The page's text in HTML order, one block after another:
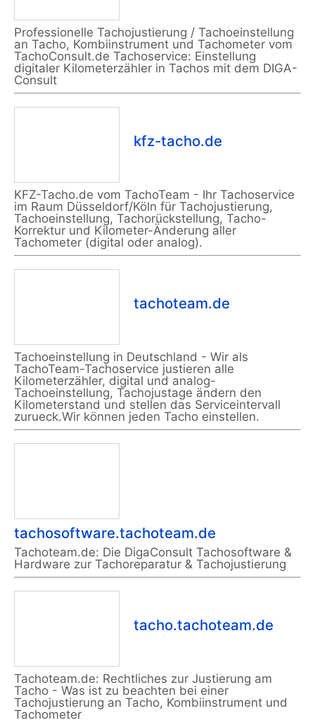
Professionelle Tachojustierung / Tachoeinstellung
an Tacho, Kombiinstrument und Tachometer vom
TachoConsult.de Tachoservice: Einstellung
digitaler Kilometerzähler in Tachos mit dem DIGA-
Consult
kfz-tacho.de
KFZ-Tacho.de vom TachoTeam - Ihr Tachoservice
im Raum Düsseldorf/Köln für Tachojustierung,
Tachoeinstellung, Tachorückstellung, Tacho-
Korrektur und Kilometer-Änderung aller
Tachometer (digital oder analog).
tachoteam.de
Tachoeinstellung in Deutschland - Wir als
TachoTeam-Tachoservice justieren alle
Kilometerzähler, digital und analog-
Tachoeinstellung, Tachojustage ändern den
Kilometerstand und stellen das Serviceintervall
zurueck.Wir können jeden Tacho einstellen.
tachosoftware.tachoteam.de
Tachoteam.de: Die DigaConsult Tachosoftware &
Hardware zur Tachoreparatur & Tachojustierung
tacho.tachoteam.de
Tachoteam.de: Rechtliches zur Justierung am
Tacho - Was ist zu beachten bei einer
Tachojustierung an Tacho, Kombiinstrument und
Tachometer